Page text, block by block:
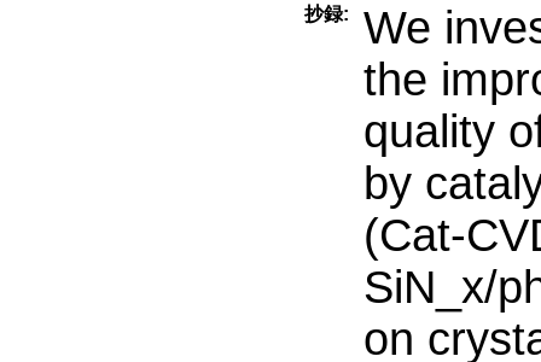
抄録:
We
the
quality
by
(Cat-
SiN_x/
on